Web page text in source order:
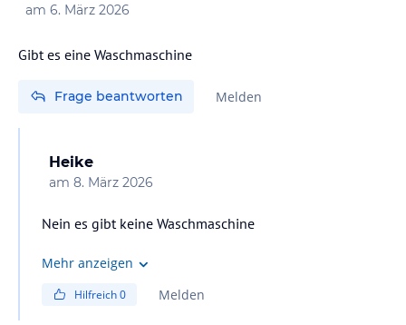
am 6. März 2026
Gibt es eine Waschmaschine
Frage beantworten Melden
Heike
am 8. März 2026
Nein es gibt keine Waschmaschine
Mehr anzeigen
Hilfreich0 Melden